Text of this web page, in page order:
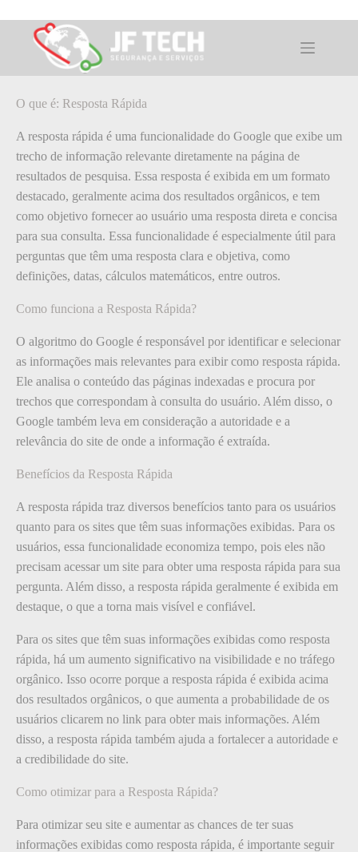
para
conteúdoO que é: Resposta Rápida
O que é: Resposta Rápida
A resposta rápida é uma funcionalidade do Google que exibe um
trecho de informação relevante diretamente na página de
resultados de pesquisa. Essa resposta é exibida em um formato
destacado, geralmente acima dos resultados orgânicos, e tem
como objetivo fornecer ao usuário uma resposta direta e concisa
para sua consulta. Essa funcionalidade é especialmente útil para
perguntas que têm uma resposta clara e objetiva, como
definições, datas, cálculos matemáticos, entre outros.
Como funciona a Resposta Rápida?
O algoritmo do Google é responsável por identificar e selecionar
as informações mais relevantes para exibir como resposta rápida.
Ele analisa o conteúdo das páginas indexadas e procura por
trechos que correspondam à consulta do usuário. Além disso, o
Google também leva em consideração a autoridade e a
relevância do site de onde a informação é extraída.
Benefícios da Resposta Rápida
A resposta rápida traz diversos benefícios tanto para os usuários
quanto para os sites que têm suas informações exibidas. Para os
usuários, essa funcionalidade economiza tempo, pois eles não
precisam acessar um site para obter uma resposta rápida para sua
pergunta. Além disso, a resposta rápida geralmente é exibida em
destaque, o que a torna mais visível e confiável.
Para os sites que têm suas informações exibidas como resposta
rápida, há um aumento significativo na visibilidade e no tráfego
orgânico. Isso ocorre porque a resposta rápida é exibida acima
dos resultados orgânicos, o que aumenta a probabilidade de os
usuários clicarem no link para obter mais informações. Além
disso, a resposta rápida também ajuda a fortalecer a autoridade e
a credibilidade do site.
Como otimizar para a Resposta Rápida?
Para otimizar seu site e aumentar as chances de ter suas
informações exibidas como resposta rápida, é importante seguir